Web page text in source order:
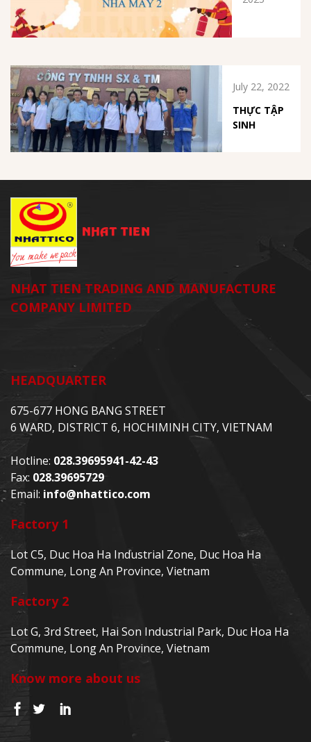
July 22, 2022
THỰC TẬP
SINH
NHAT TIEN TRADING AND MANUFACTURE
COMPANY LIMITED
HEADQUARTER
675-677 HONG BANG STREET
6 WARD, DISTRICT 6, HOCHIMINH CITY, VIETNAM
Hotline: 028.39695941-42-43
Fax: 028.39695729
Email: info@nhattico.com
Factory 1
Lot C5, Duc Hoa Ha Industrial Zone, Duc Hoa Ha
Commune, Long An Province, Vietnam
Factory 2
Lot G, 3rd Street, Hai Son Industrial Park, Duc Hoa Ha
Commune, Long An Province, Vietnam
Know more about us